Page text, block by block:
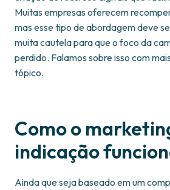
Muitas empresas oferecem
mas esse tipo de abordagem deve
muita cautela para que o foco da
perdido. Falamos sobre isso com
tópico.
Como o
indicação
Ainda que seja baseado em um